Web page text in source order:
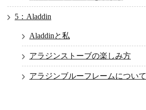
5：Aladdin
Aladdinと私
アラジンストーブの楽しみ方
アラジンブルーフレームについて